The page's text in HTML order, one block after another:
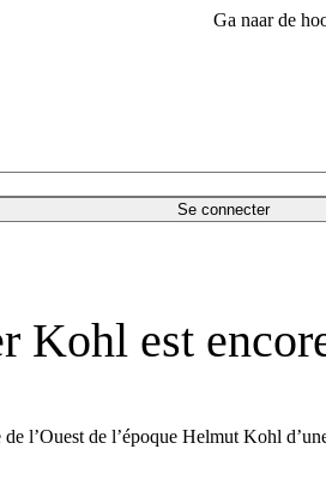
Ga naar de
Se connecter
Kohl est
l’Ouest de l’époque Helmut Kohl